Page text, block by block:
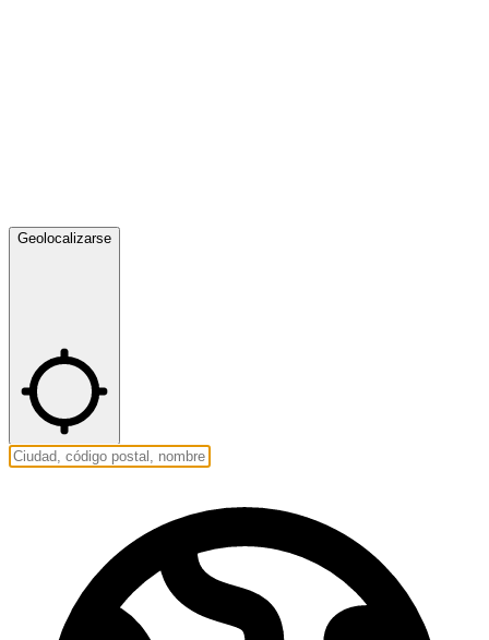
Geolocalizarse